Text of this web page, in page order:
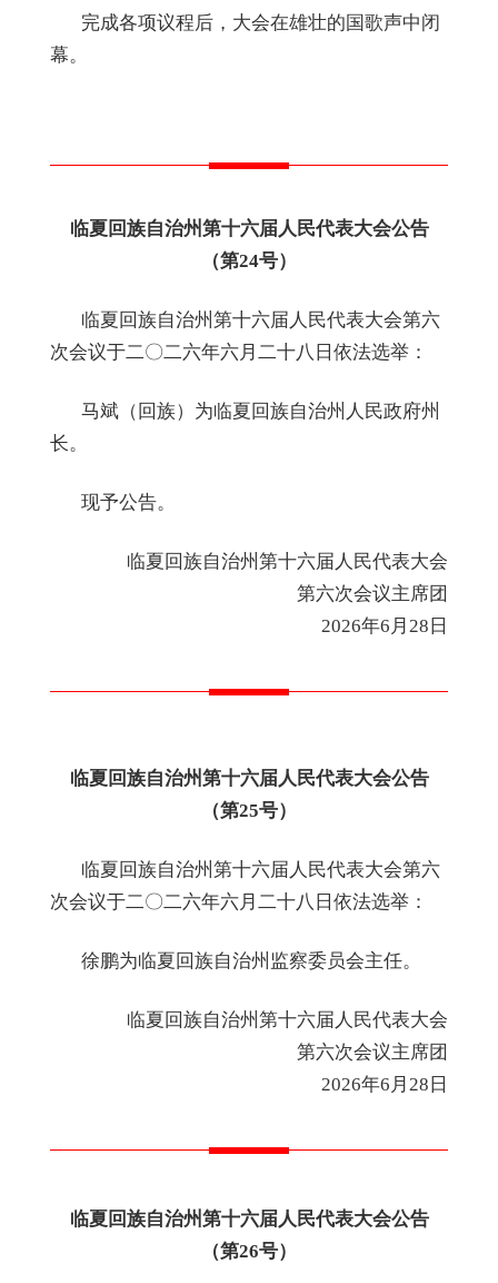
完成各项议程后，大会在雄壮的国歌声中闭
幕。
临夏回族自治州第十六届人民代表大会公告
（第24号）
临夏回族自治州第十六届人民代表大会第六
次会议于二〇二六年六月 二十八 日依法选举 ：
马斌（回族） 为临夏回族自治州人民政府州
长。
现予公告。
临夏回族自治州第十六届人民代表大会
第六次会议主席团
2026年6月28日
临夏回族自治州第十六届人民代表大会公告
（第25号）
临夏回族自治州第十六届人民代表大会第六
次会议于二〇二六年六月 二十八 日依法选举 ：
徐鹏为临夏回族自治州监察委员会主任。
临夏回族自治州第十六届人民代表大会
第六次会议主席团
2026年6月28日
临夏回族自治州第十六届人民代表大会公告
（第26号）